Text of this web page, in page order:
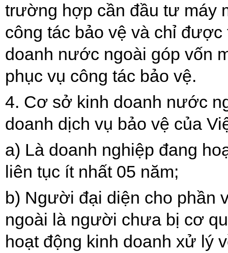
trường hợp cần đầu tư máy
công tác bảo vệ và chỉ được
doanh nước ngoài góp vốn
phục vụ công tác bảo vệ.
4. Cơ sở kinh doanh nước
doanh dịch vụ bảo vệ của
a) Là doanh nghiệp đang
liên tục ít nhất 05 năm;
b) Người đại diện cho phần
ngoài là người chưa bị cơ
hoạt động kinh doanh xử lý